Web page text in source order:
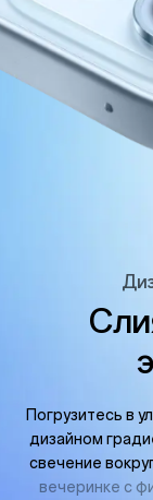
Погрузитесь в
дизайном
свечение
вечеринке с